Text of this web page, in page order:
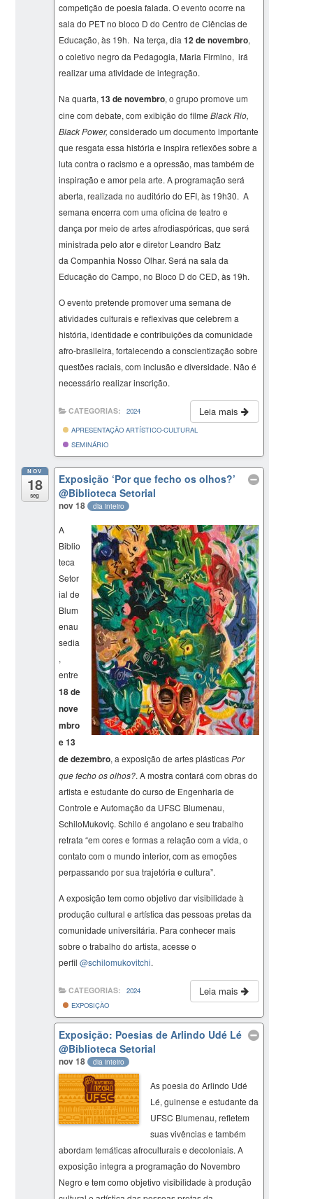
competição de poesia falada. O evento ocorre na
sala do PET no bloco D do Centro de Ciências de
Educação, às 19h. Na terça, dia12 de novembro,
o coletivo negro da Pedagogia, Maria Firmino, irá
realizar uma atividade de integração.
Na quarta,13 de novembro, o grupo promove um
cine com debate, com exibição do filmeBlack Rio,
Black Power, considerado um documento importante
que resgata essa história e inspira reflexões sobre a
luta contra o racismo e a opressão, mas também de
inspiração e amor pela arte. A programação será
aberta, realizada no auditório do EFI, às 19h30. A
semana encerra com uma oficina de teatro e
dança por meio de artes afrodiaspóricas, que será
ministrada pelo ator e diretor Leandro Batz
da Companhia Nosso Olhar. Será na sala da
Educação do Campo, no Bloco D do CED, às 19h.
O evento pretende promover uma semana de
atividades culturais e reflexivas que celebrem a
história, identidade e contribuições da comunidade
afro-brasileira, fortalecendo a conscientização sobre
questões raciais, com inclusão e diversidade. Não é
necessário realizar inscrição.
Leia mais
CATEGORIAS:
2024
APRESENTAÇÃO ARTÍSTICO-CULTURAL
SEMINÁRIO
NOV
18
seg
Exposição ‘Por que fecho os olhos?’
@Biblioteca Setorial
nov 18 dia inteiro
A
Biblio
teca
Setor
ial de
Blum
enau
sedia
,
entre
18 de
nove
mbro
e 13
de dezembro, a exposição de artes plásticasPor
que fecho os olhos?. A mostra contará com obras do
artista e estudante do curso de Engenharia de
Controle e Automação da UFSC Blumenau,
SchiloMukoviç. Schilo é angolano e seu trabalho
retrata “em cores e formas a relação com a vida, o
contato com o mundo interior, com as emoções
perpassando por sua trajetória e cultura”.
A exposição tem como objetivo dar visibilidade à
produção cultural e artística das pessoas pretas da
comunidade universitária. Para conhecer mais
sobre o trabalho do artista, acesse o
perfil@schilomukovitchi.
Leia mais
CATEGORIAS:
2024
EXPOSIÇÃO
Exposição: Poesias de Arlindo Udé Lé
@Biblioteca Setorial
nov 18 dia inteiro
As poesia do Arlindo Udé
Lé, guinense e estudante da
UFSC Blumenau, refletem
suas vivências e também
abordam temáticas afroculturais e decoloniais. A
exposição integra a programação do Novembro
Negro e tem como objetivo visibilidade à produção